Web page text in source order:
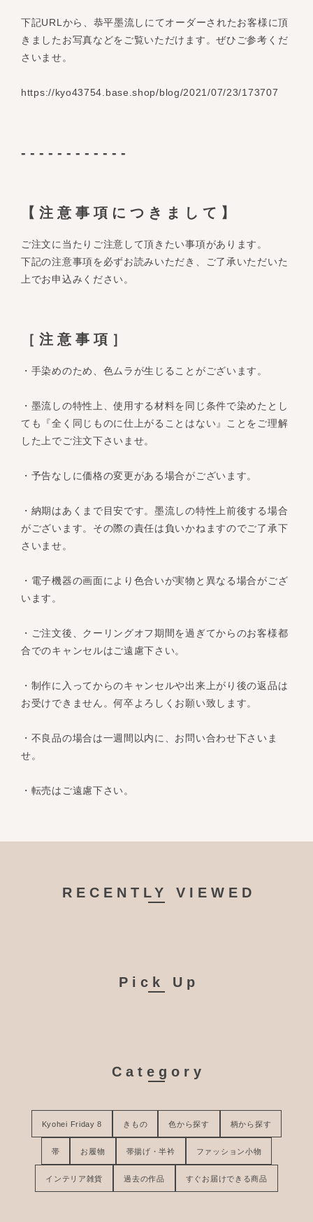
下記URLから、恭平墨流しにてオーダーされたお客様に頂
きましたお写真などをご覧いただけます。ぜひご参考くだ
さいませ。
https://kyo43754.base.shop/blog/2021/07/23/173707
------------
【注意事項につきまして】
ご注文に当たりご注意して頂きたい事項があります。
下記の注意事項を必ずお読みいただき、ご了承いただいた
上でお申込みください。
［注意事項］
・手染めのため、色ムラが生じることがございます。
・墨流しの特性上、使用する材料を同じ条件で染めたとし
ても『全く同じものに仕上がることはない』ことをご理解
した上でご注文下さいませ。
・予告なしに価格の変更がある場合がございます。
・納期はあくまで目安です。墨流しの特性上前後する場合
がございます。その際の責任は負いかねますのでご了承下
さいませ。
・電子機器の画面により色合いが実物と異なる場合がござ
います。
・ご注文後、クーリングオフ期間を過ぎてからのお客様都
合でのキャンセルはご遠慮下さい。
・制作に入ってからのキャンセルや出来上がり後の返品は
お受けできません。何卒よろしくお願い致します。
・不良品の場合は一週間以内に、お問い合わせ下さいま
せ。
・転売はご遠慮下さい。
RECENTLY VIEWED
Pick Up
Category
Kyohei Friday 8 きもの 色から探す 柄から探す
帯 お履物 帯揚げ・半衿 ファッション小物
インテリア雑貨 過去の作品 すぐお届けできる商品